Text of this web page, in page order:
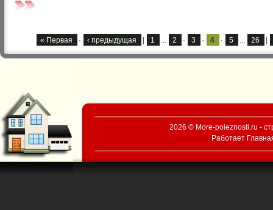
« Первая · ‹ предыдущая | 1 2 · 3 · 4 · 5 26 |
2026 © More-poleznosti.ru -
Работает